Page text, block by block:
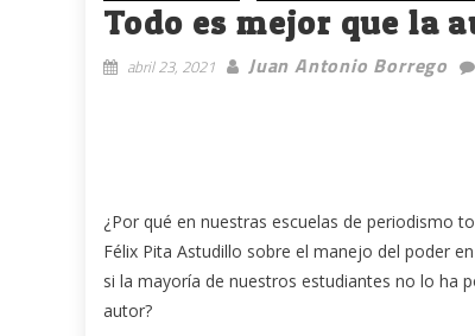
Todo es mejor que la
abril 23, 2021 Juan Antonio Borrego
¿Por qué en nuestras escuelas de periodismo
Félix Pita Astudillo sobre el manejo del poder
si la mayoría de nuestros estudiantes no lo ha
autor?